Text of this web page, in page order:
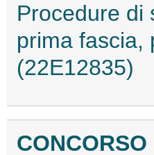
Procedure di
prima fascia,
(22E12835)
CONCORSO